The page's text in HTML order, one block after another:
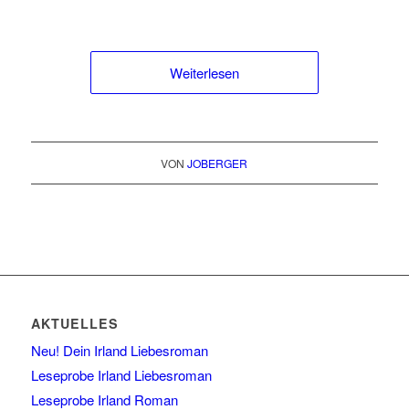
Weiterlesen
VONJOBERGER
AKTUELLES
Neu! Dein Irland Liebesroman
Leseprobe Irland Liebesroman
Leseprobe Irland Roman